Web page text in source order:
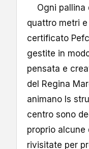
Ogni pallina
quattro metri
certificato
gestite in
pensata e
del Regina
animano ls
centro sono
proprio alcune
rivisitate per